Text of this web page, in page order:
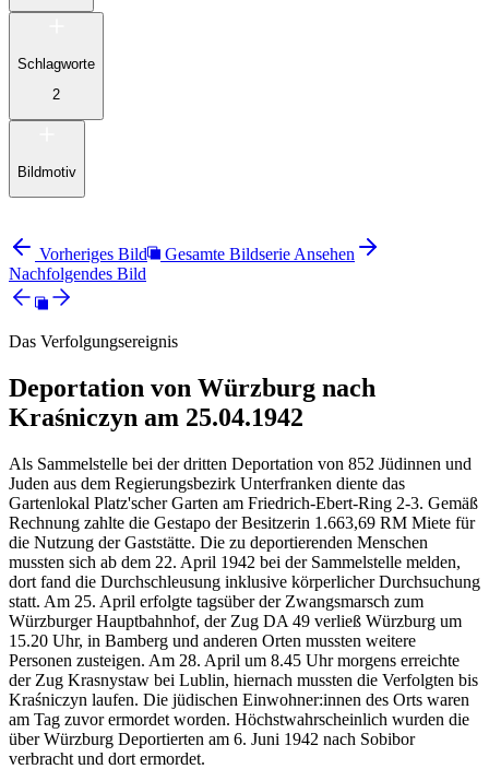
Schlagworte
2
Bildmotiv
Vorheriges Bild
Gesamte Bildserie Ansehen
Nachfolgendes Bild
Das Verfolgungsereignis
Deportation von Würzburg nach
Kraśniczyn am 25.04.1942
Als Sammelstelle bei der dritten Deportation von 852 Jüdinnen und
Juden aus dem Regierungsbezirk Unterfranken diente das
Gartenlokal Platz'scher Garten am Friedrich-Ebert-Ring 2-3. Gemäß
Rechnung zahlte die Gestapo der Besitzerin 1.663,69 RM Miete für
die Nutzung der Gaststätte. Die zu deportierenden Menschen
mussten sich ab dem 22. April 1942 bei der Sammelstelle melden,
dort fand die Durchschleusung inklusive körperlicher Durchsuchung
statt. Am 25. April erfolgte tagsüber der Zwangsmarsch zum
Würzburger Hauptbahnhof, der Zug DA 49 verließ Würzburg um
15.20 Uhr, in Bamberg und anderen Orten mussten weitere
Personen zusteigen. Am 28. April um 8.45 Uhr morgens erreichte
der Zug Krasnystaw bei Lublin, hiernach mussten die Verfolgten bis
Kraśniczyn laufen. Die jüdischen Einwohner:innen des Orts waren
am Tag zuvor ermordet worden. Höchstwahrscheinlich wurden die
über Würzburg Deportierten am 6. Juni 1942 nach Sobibor
verbracht und dort ermordet.